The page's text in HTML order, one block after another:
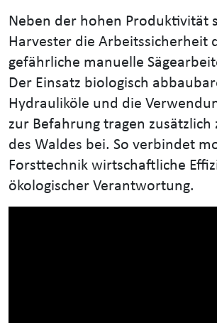
Neben der hohen Produktivität
Harvester die Arbeitssicherheit
gefährliche manuelle
Der Einsatz biologisch
Hydrauliköle und die
zur Befahrung tragen zusätzlich
des Waldes bei. So verbindet
Forsttechnik wirtschaftliche
ökologischer Verantwortung.